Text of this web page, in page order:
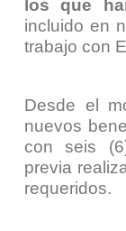
los que
incluido en
trabajo con
Desde el
nuevos
con seis
previa
requeridos.